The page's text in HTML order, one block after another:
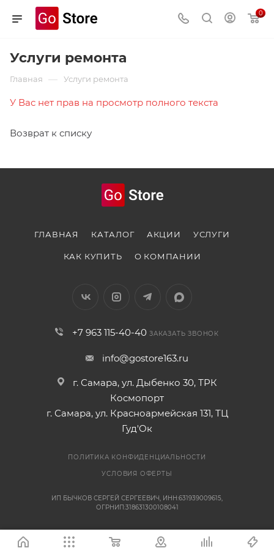
0
Услуги ремонта
Главная — Услуги ремонта
У Вас нет прав на просмотр полного текста
Возврат к списку
ГЛАВНАЯ КАТАЛОГ АКЦИИ УСЛУГИ
КАК КУПИТЬ О КОМПАНИИ
+7 963 115-40-40 ЗАКАЗАТЬ ЗВОНОК
info@gostore163.ru
г. Самара, ул. Дыбенко 30, ТРК
Космопорт
г. Самара, ул. Красноармейская 131, ТЦ
Гуд'Ок
ПОЛИТИКА КОНФИДЕНЦИАЛЬНОСТИ
УСЛОВИЯ ОФЕРТЫ
ИП БЫЧКОВ СЕРГЕЙ СЕРГЕЕВИЧ, ИНН:631939009615,
ОГРНИП:318631300108041